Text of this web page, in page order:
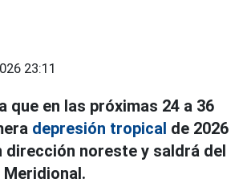
23:11
que en las próximas 24 a 36
depresión tropical de 2026
dirección noreste y saldrá del
Meridional.